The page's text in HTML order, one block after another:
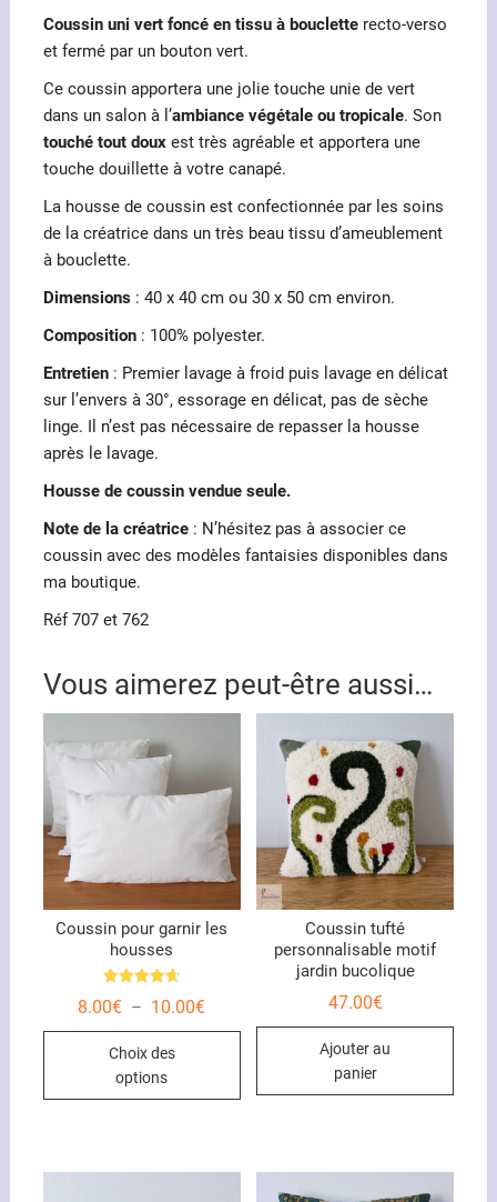
Coussin uni vert foncé en tissu à boucletterecto-verso
et fermé par un bouton vert.
Ce coussin apportera une jolie touche unie de vert
dans un salon à l’ambiance végétale ou tropicale. Son
touché tout douxest très agréable et apportera une
touche douillette à votre canapé.
La housse de coussin est confectionnée par les soins
de la créatrice dans un très beau tissu d’ameublement
à bouclette.
Dimensions: 40 x 40 cm ou 30 x 50 cm environ.
Composition: 100% polyester.
Entretien: Premier lavage à froid puis lavage en délicat
sur l’envers à 30°, essorage en délicat, pas de sèche
linge. Il n’est pas nécessaire de repasser la housse
après le lavage.
Housse de coussin vendue seule.
Note de la créatrice: N’hésitez pas à associer ce
coussin avec des modèles fantaisies disponibles dans
ma boutique.
Réf 707 et 762
Vous aimerez peut-être aussi…
Coussin pour garnir les
housses
4.67
8.00€ – 10.00€Plage
Choix des
options
Ce
Les
options
Coussin tufté
personnalisable motif
jardin bucolique
47.00€
Ajouter au
panier